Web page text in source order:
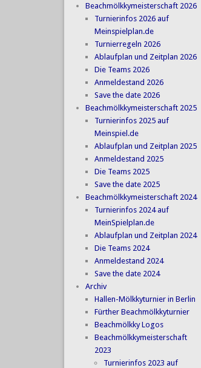
Beachmölkkymeisterschaft 2026
Turnierinfos 2026 auf
Meinspielplan.de
Turnierregeln 2026
Ablaufplan und Zeitplan 2026
Die Teams 2026
Anmeldestand 2026
Save the date 2026
Beachmölkkymeisterschaft 2025
Turnierinfos 2025 auf
Meinspiel.de
Ablaufplan und Zeitplan 2025
Anmeldestand 2025
Die Teams 2025
Save the date 2025
Beachmölkkymeisterschaft 2024
Turnierinfos 2024 auf
MeinSpielplan.de
Ablaufplan und Zeitplan 2024
Die Teams 2024
Anmeldestand 2024
Save the date 2024
Archiv
Hallen-Mölkkyturnier in Berlin
Fürther Beachmölkkyturnier
Beachmölkky Logos
Beachmölkkymeisterschaft
2023
Turnierinfos 2023 auf